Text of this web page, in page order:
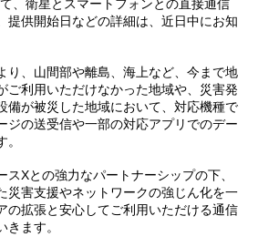
、衛星とスマートフォンとの直接通信
提供開始日などの詳細は、近日中にお知
り、山間部や離島、海上など、今まで地
ご利用いただけなかった地域や、災害発
備が被災した地域において、対応機種で
ジの送受信や一部の対応アプリでのデー
スXとの強力なパートナーシップの下、
災害支援やネットワークの強じん化を一
の拡張と安心してご利用いただける通信
ます。